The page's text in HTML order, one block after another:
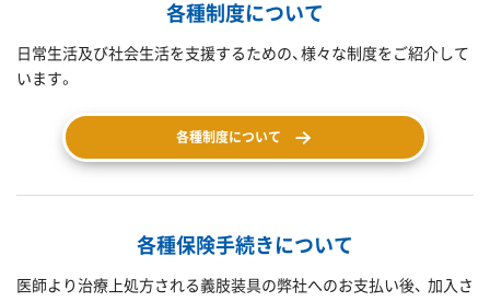
各種制度について
日常生活及び社会生活を支援するための、様々な制度をご紹介して
います。
各種制度について
各種保険手続きについて
医師より治療上処方される義肢装具の弊社へのお支払い後、 加入さ